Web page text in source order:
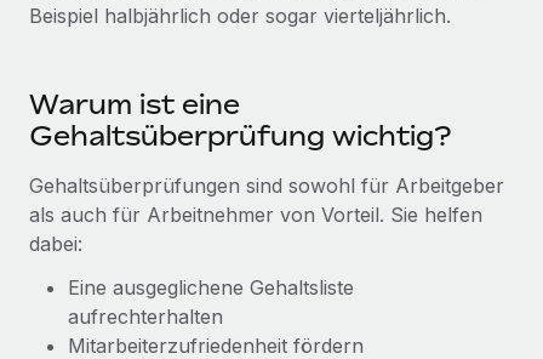
Verknüpfen
Neu
Integrationen
Tools
Frag unsere Expert:innen
Hilfe von Expert:innen für globale HR & Compliance
Strategische Technologiepartner
Flexible Einbettung von Global-HR-Funktionen in deine
Partner werden
Remote Build Demnächst verfügbar
Beratung zu Integrationen und KI-Automatisierung
Webinare
Events
Newsroom
Informationen zu Gehältern und Qualifikationen
日本語
中文（简体）
Beispiel halbjährlich oder sogar vierteljährlich.
Warum ist eine
Gehaltsüberprüfung wichtig?
Gehaltsüberprüfungen sind sowohl für Arbeitgeber
als auch für Arbeitnehmer von Vorteil. Sie helfen
dabei:
Eine ausgeglichene Gehaltsliste
aufrechterhalten
Mitarbeiterzufriedenheit fördern